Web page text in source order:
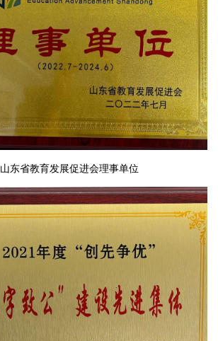
山东省教育发展促进会理事单位